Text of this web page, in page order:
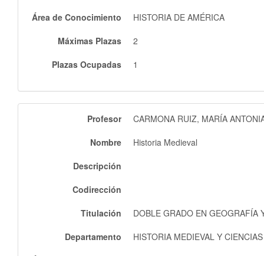
Área de Conocimiento
HISTORIA DE AMÉRICA
Máximas Plazas
2
Plazas Ocupadas
1
Profesor
CARMONA RUIZ, MARÍA
Nombre
Historia Medieval
Descripción
Codirección
Titulación
DOBLE GRADO EN GEOGRAFÍA
Departamento
HISTORIA MEDIEVAL Y